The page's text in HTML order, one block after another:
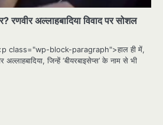
रणवीर अल्लाहबादिया विवाद पर सोशल
class="wp-block-paragraph">हाल ही में,
जिन्हें ‘बीयरबाइसेप्स’ के नाम से भी